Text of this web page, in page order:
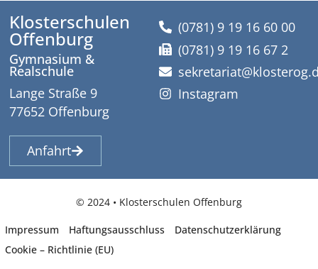
Klosterschulen
Offenburg
Gymnasium &
Realschule
Lange Straße 9
77652 Offenburg
Anfahrt
(0781) 9 19 16 60 00
(0781) 9 19 16 67 2
Instagram
© 2024 • Klosterschulen Offenburg
Impressum Haftungsausschluss
Datenschutzerklärung
Cookie – Richtlinie (EU)